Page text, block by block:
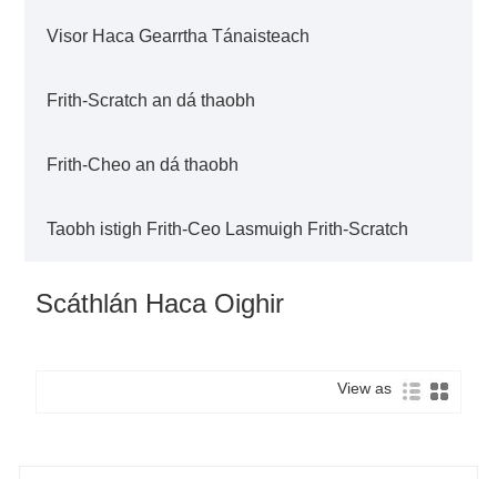
Visor Haca Gearrtha Tánaisteach
Frith-Scratch an dá thaobh
Frith-Cheo an dá thaobh
Taobh istigh Frith-Ceo Lasmuigh Frith-Scratch
Scáthlán Haca Oighir
View as